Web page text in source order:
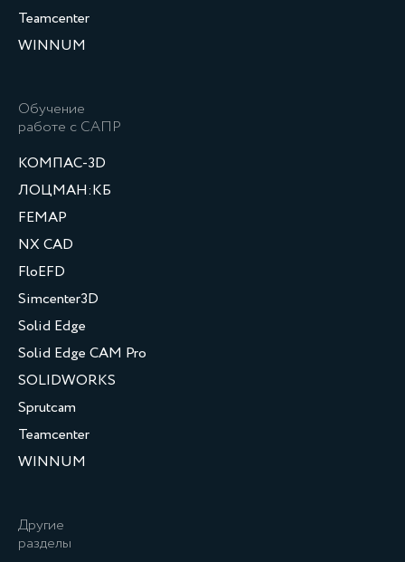
Teamcenter
WINNUM
Обучение
работе с САПР
КОМПАС-3D
ЛОЦМАН:КБ
FEMAP
NX CAD
FloEFD
Simcenter3D
Solid Edge
Solid Edge CAM Pro
SOLIDWORKS
Sprutcam
Teamcenter
WINNUM
Другие
разделы